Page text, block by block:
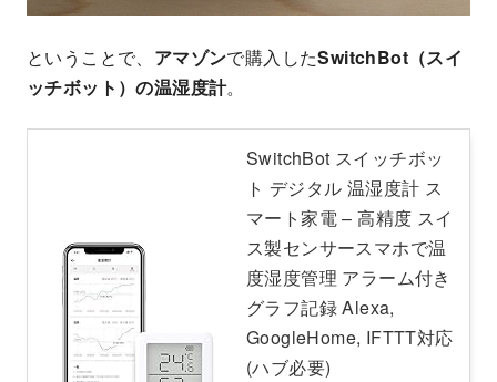
ということで、 アマゾンで購入したSwitchBot（スイ
ッチボット）の温湿度計。
SwitchBot スイッチボッ
ト デジタル 温湿度計 ス
マート家電 – 高精度 スイ
ス製センサースマホで温
度湿度管理 アラーム付き
グラフ記録 Alexa,
GoogleHome, IFTTT対応
(ハブ必要)